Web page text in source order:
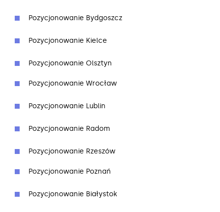
Pozycjonowanie Bydgoszcz
Pozycjonowanie Kielce
Pozycjonowanie Olsztyn
Pozycjonowanie Wrocław
Pozycjonowanie Lublin
Pozycjonowanie Radom
Pozycjonowanie Rzeszów
Pozycjonowanie Poznań
Pozycjonowanie Białystok